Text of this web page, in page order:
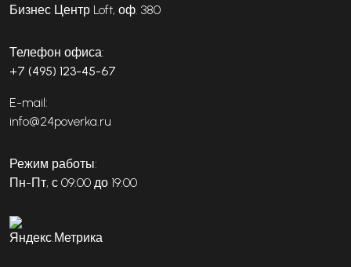
Бизнес Центр Loft, оф. 380
Телефон офиса:
+7 (495) 123-45-67
E-mail:
info@24poverka.ru
Режим работы:
Пн-Пт, с 09:00 до 19:00